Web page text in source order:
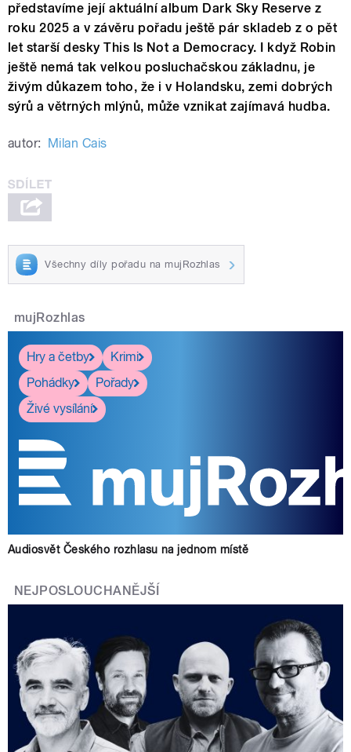
představíme její aktuální album Dark Sky Reserve z
roku 2025 a v závěru pořadu ještě pár skladeb z o pět
let starší desky This Is Not a Democracy. I když Robin
ještě nemá tak velkou posluchačskou základnu, je
živým důkazem toho, že i v Holandsku, zemi dobrých
sýrů a větrných mlýnů, může vznikat zajímavá hudba.
autor: Milan Cais
Všechny díly pořadu na mujRozhlas
mujRozhlas
Hry a četby
Krimi
Pohádky
Pořady
Živé vysílání
Audiosvět Českého rozhlasu na jednom místě
NEJPOSLOUCHANĚJŠÍ